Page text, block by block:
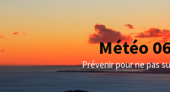
contenu
Météo
Prévenir pour ne pas